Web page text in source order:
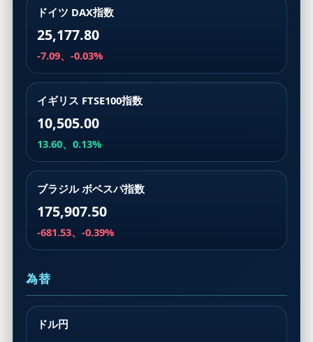
ドイツ DAX指数
25,177.80
-7.09、-0.03%
イギリス FTSE100指数
10,505.00
13.60、0.13%
ブラジル ボベスパ指数
175,907.50
-681.53、-0.39%
為替
ドル円